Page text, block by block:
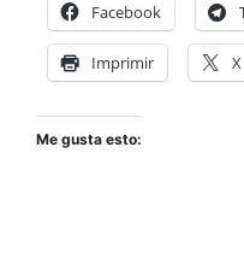
Facebook
Imprimir X
Me gusta esto: